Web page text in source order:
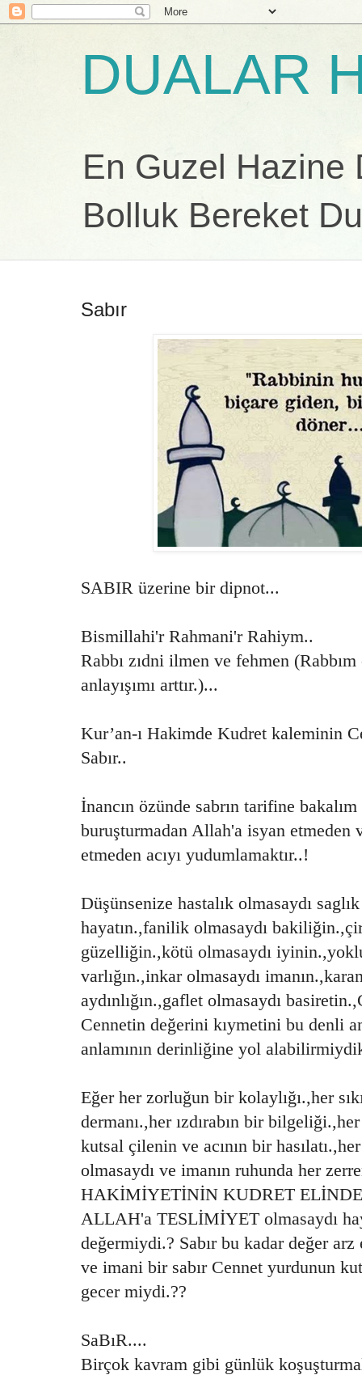
DUALAR
En Guzel Hazine
Bolluk Bereket
Sabır
SABIR üzerine bir dipnot...
Bismillahi'r Rahmani'r Rahiym..
Rabbı zıdni ilmen ve fehmen
anlayışımı arttır.)...
Kur’an-ı Hakimde Kudret kaleminin
Sabır..
İnancın özünde sabrın tarifine
buruşturmadan Allah'a isyan etmeden
etmeden acıyı yudumlamaktır..!
Düşünsenize hastalık olmasaydı
hayatın.,fanilik olmasaydı
güzelliğin.,kötü olmasaydı
varlığın.,inkar olmasaydı
aydınlığın.,gaflet olmasaydı
Cennetin değerini kıymetini bu denli
anlamının derinliğine yol
Eğer her zorluğun bir kolaylığı.,her
dermanı.,her ızdırabın bir
kutsal çilenin ve acının bir
olmasaydı ve imanın ruhunda her
HAKİMİYETİNİN KUDRET
ALLAH'a TESLİMİYET olmasaydı
değermiydi.? Sabır bu kadar değer
ve imani bir sabır Cennet yurdunun
gecer miydi.??
SaBıR....
Birçok kavram gibi günlük